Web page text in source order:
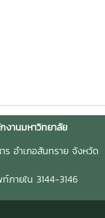
านมหาวิทยาลัย
อำเภอสันทราย จังหวัด
ายใน 3144-3146